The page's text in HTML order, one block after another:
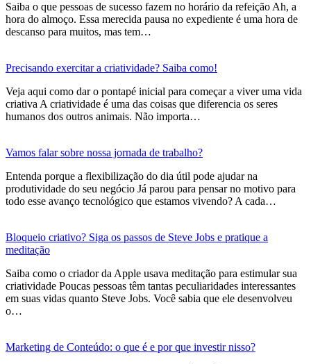
Saiba o que pessoas de sucesso fazem no horário da refeição Ah, a
hora do almoço. Essa merecida pausa no expediente é uma hora de
descanso para muitos, mas tem…
Precisando exercitar a criatividade? Saiba como!
Veja aqui como dar o pontapé inicial para começar a viver uma vida
criativa A criatividade é uma das coisas que diferencia os seres
humanos dos outros animais. Não importa…
Vamos falar sobre nossa jornada de trabalho?
Entenda porque a flexibilização do dia útil pode ajudar na
produtividade do seu negócio Já parou para pensar no motivo para
todo esse avanço tecnológico que estamos vivendo? A cada…
Bloqueio criativo? Siga os passos de Steve Jobs e pratique a
meditação
Saiba como o criador da Apple usava meditação para estimular sua
criatividade Poucas pessoas têm tantas peculiaridades interessantes
em suas vidas quanto Steve Jobs. Você sabia que ele desenvolveu
o…
Marketing de Conteúdo: o que é e por que investir nisso?